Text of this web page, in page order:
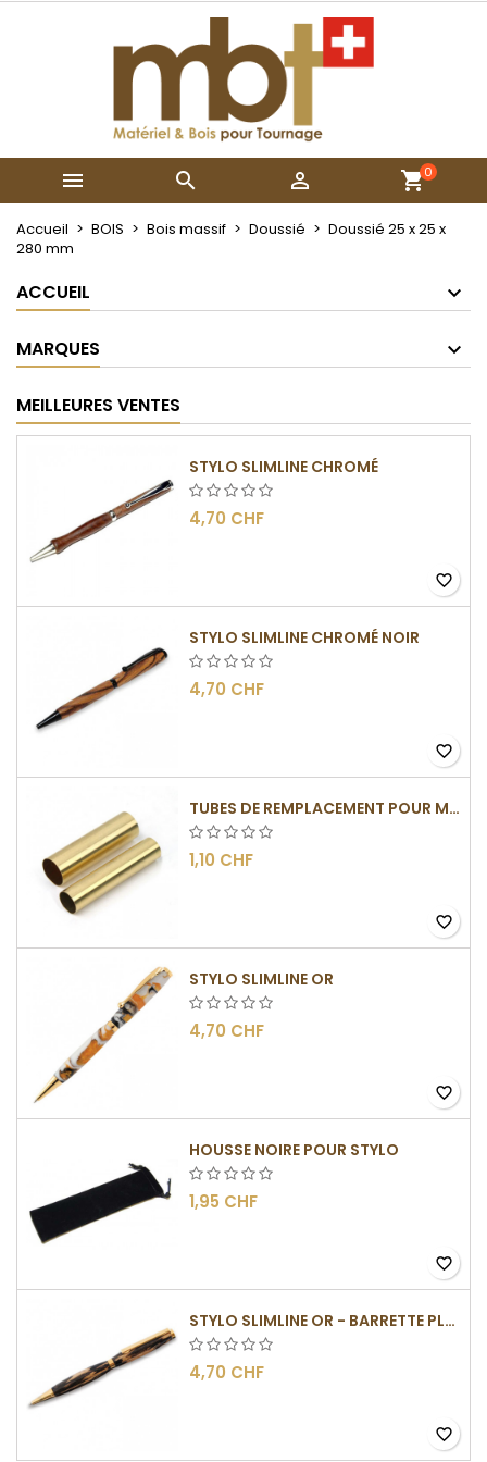
   0
Accueil BOIS Bois massif Doussié
Doussié 25 x 25 x
280 mm
ACCUEIL
MARQUES
MEILLEURES VENTES
STYLO SLIMLINE CHROMÉ
4,70 CHF
favorite_border
STYLO SLIMLINE CHROMÉ NOIR
4,70 CHF
favorite_border
TUBES DE REMPLACEMENT POUR MÉCANISME SLIMLINE
1,10 CHF
favorite_border
STYLO SLIMLINE OR
4,70 CHF
favorite_border
HOUSSE NOIRE POUR STYLO
1,95 CHF
favorite_border
STYLO SLIMLINE OR - BARRETTE PLATE
4,70 CHF
favorite_border
Mes listes
Créer une nouvelle liste
Créer une liste d'envies
Connexion
Vous devez être connecté pour ajouter des produits
à votre liste d'envies.
Annuler Connexion